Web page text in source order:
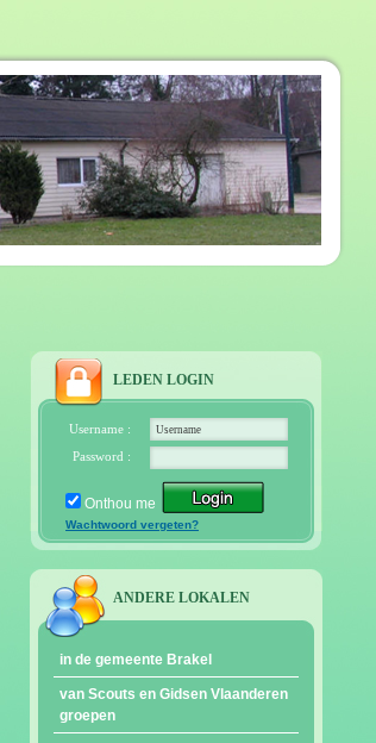
LEDEN LOGIN
Username :
Password :
Onthou me
Wachtwoord vergeten?
ANDERE LOKALEN
in de gemeente Brakel
van Scouts en Gidsen Vlaanderen
groepen